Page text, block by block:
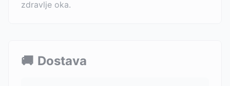
zdravlje oka.
🚚 Dostava